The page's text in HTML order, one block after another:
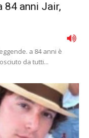
84 anni Jair,
a 84 anni è
da tutti...